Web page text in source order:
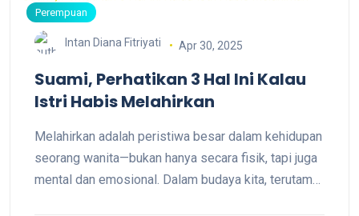
Perempuan
Intan Diana Fitriyati Apr 30, 2025
Suami, Perhatikan 3 Hal Ini Kalau
Istri Habis Melahirkan
Melahirkan adalah peristiwa besar dalam kehidupan
seorang wanita—bukan hanya secara fisik, tapi juga
mental dan emosional. Dalam budaya kita, terutama